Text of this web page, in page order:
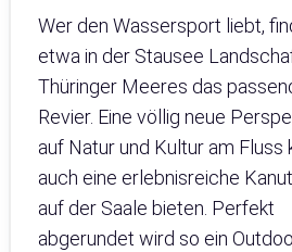
Wer den Wassersport liebt,
etwa in der Stausee
Thüringer Meeres das
Revier. Eine völlig neue
auf Natur und Kultur am Fluss
auch eine erlebnisreiche
auf der Saale bieten. Perfekt
abgerundet wird so ein